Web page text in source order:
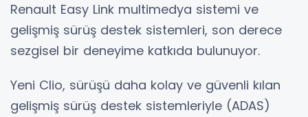
Renault Easy Link multimedya sistemi ve
gelişmiş sürüş destek sistemleri, son derece
sezgisel bir deneyime katkıda bulunuyor.
Yeni Clio, sürüşü daha kolay ve güvenli kılan
gelişmiş sürüş destek sistemleriyle (ADAS)